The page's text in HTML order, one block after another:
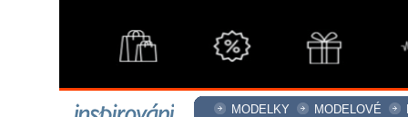
MODELKY MODELOVÉ